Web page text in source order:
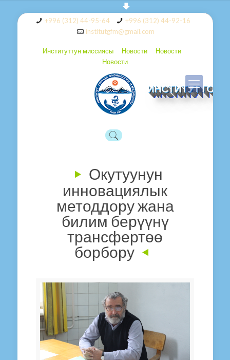
+996 (312) 44-95-64
+996 (312) 44-92-16
institutgfm@gmail.com
Институттун миссиясы Новости
Новости
Новости
ИНСТИТУТ
Окутуунун
инновациялык
методдору жана
билим берүүнү
трансфертөө
борбору